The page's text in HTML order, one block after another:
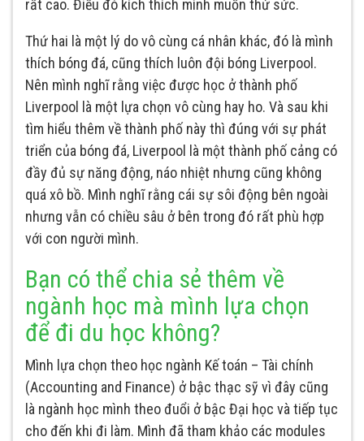
rất cao. Điều đó kích thích mình muốn thử sức.
Thứ hai là một lý do vô cùng cá nhân khác, đó là mình
thích bóng đá, cũng thích luôn đội bóng Liverpool.
Nên mình nghĩ rằng việc được học ở thành phố
Liverpool là một lựa chọn vô cùng hay ho. Và sau khi
tìm hiểu thêm về thành phố này thì đúng với sự phát
triển của bóng đá, Liverpool là một thành phố cảng có
đầy đủ sự năng động, náo nhiệt nhưng cũng không
quá xô bồ. Mình nghĩ rằng cái sự sôi động bên ngoài
nhưng vẫn có chiều sâu ở bên trong đó rất phù hợp
với con người mình.
Bạn có thể chia sẻ thêm về
ngành học mà mình lựa chọn
để đi du học không?
Mình lựa chọn theo học ngành Kế toán – Tài chính
(Accounting and Finance) ở bậc thạc sỹ vì đây cũng
là ngành học mình theo đuổi ở bậc Đại học và tiếp tục
cho đến khi đi làm. Mình đã tham khảo các modules